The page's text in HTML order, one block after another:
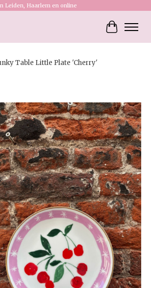
Leiden, Haarlem en online
Table Little Plate 'Cherry'
image slideshow Items